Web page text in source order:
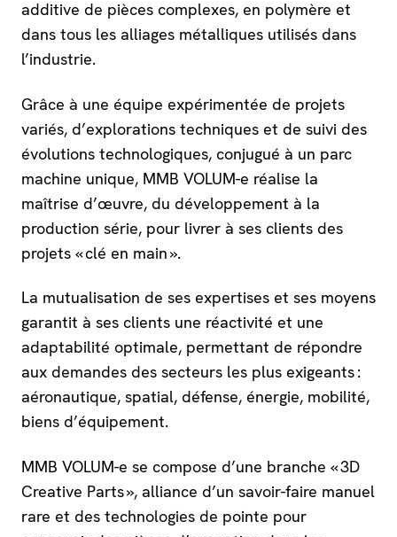
additive de pièces complexes, en polymère et
dans tous les alliages métalliques utilisés dans
l’industrie.
Grâce à une équipe expérimentée de projets
variés, d’explorations techniques et de suivi des
évolutions technologiques, conjugué à un parc
machine unique, MMB VOLUM-e réalise la
maîtrise d’œuvre, du développement à la
production série, pour livrer à ses clients des
projets « clé en main ».
La mutualisation de ses expertises et ses moyens
garantit à ses clients une réactivité et une
adaptabilité optimale, permettant de répondre
aux demandes des secteurs les plus exigeants :
aéronautique, spatial, défense, énergie, mobilité,
biens d’équipement.
MMB VOLUM-e se compose d’une branche « 3D
Creative Parts », alliance d’un savoir-faire manuel
rare et des technologies de pointe pour